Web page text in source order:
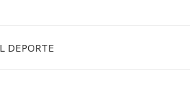
DEPORTE